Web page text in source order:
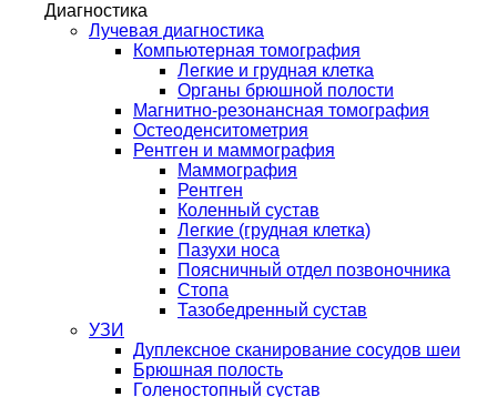
Диагностика
Лучевая диагностика
Компьютерная томография
Легкие и грудная клетка
Органы брюшной полости
Магнитно-резонансная томография
Остеоденситометрия
Рентген и маммография
Маммография
Рентген
Коленный сустав
Легкие (грудная клетка)
Пазухи носа
Поясничный отдел позвоночника
Стопа
Тазобедренный сустав
УЗИ
Дуплексное сканирование сосудов шеи
Брюшная полость
Голеностопный сустав